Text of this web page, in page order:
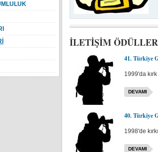
İLETİŞİM
41. Türkiye
1999'da
DEVAMI
40. Türkiye
1998'de
DEVAMI